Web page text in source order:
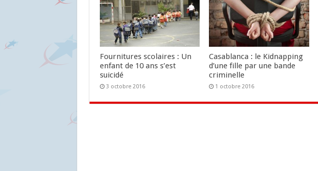
Fournitures scolaires : Un
enfant de 10 ans s’est
suicidé
3 octobre 2016
Casablanca : le Kidnapping
d’une fille par une bande
criminelle
1 octobre 2016